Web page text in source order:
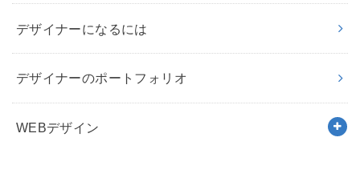
デザイナーになるには
デザイナーのポートフォリオ
WEBデザイン